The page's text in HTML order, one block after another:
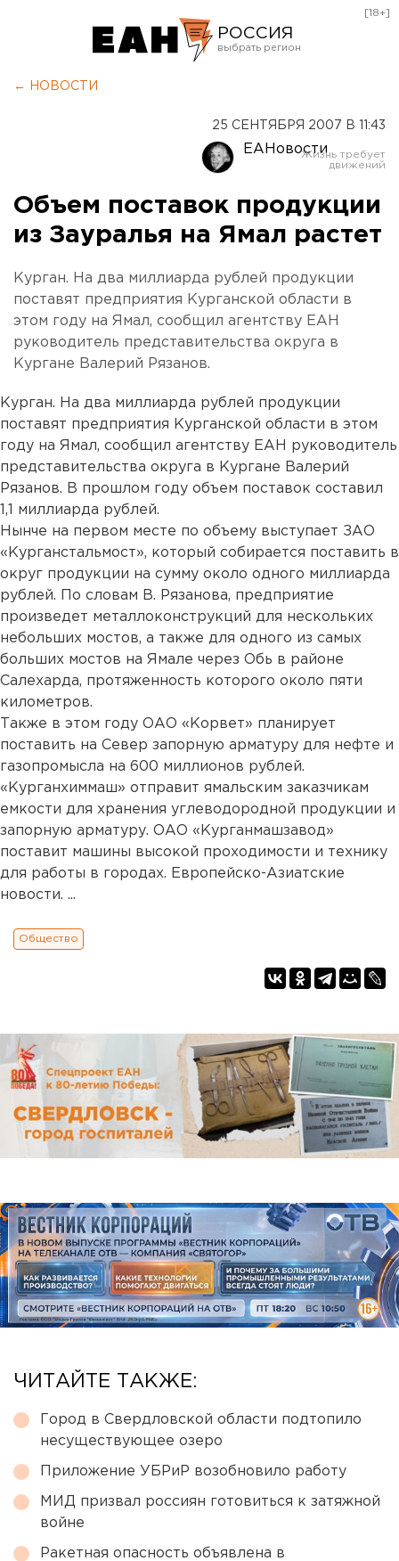
РОССИЯ
Оренбург
[18+]
← НОВОСТИ
25 СЕНТЯБРЯ 2007 В 11:43
ЕАНовости
Объем поставок продукции
из Зауралья на Ямал растет
Курган. На два миллиарда рублей продукции
поставят предприятия Курганской области в
этом году на Ямал, сообщил агентству ЕАН
руководитель представительства округа в
Кургане Валерий Рязанов.
Курган. На два миллиарда рублей продукции
поставят предприятия Курганской области в этом
году на Ямал, сообщил агентству ЕАН руководитель
представительства округа в Кургане Валерий
Рязанов. В прошлом году объем поставок составил
1,1 миллиарда рублей.
Нынче на первом месте по объему выступает ЗАО
«Курганстальмост», который собирается поставить в
округ продукции на сумму около одного миллиарда
рублей. По словам В. Рязанова, предприятие
произведет металлоконструкций для нескольких
небольших мостов, а также для одного из самых
больших мостов на Ямале через Обь в районе
Салехарда, протяженность которого около пяти
километров.
Также в этом году ОАО «Корвет» планирует
поставить на Север запорную арматуру для нефте и
газопромысла на 600 миллионов рублей.
«Курганхиммаш» отправит ямальским заказчикам
емкости для хранения углеводородной продукции и
запорную арматуру. ОАО «Курганмашзавод»
поставит машины высокой проходимости и технику
для работы в городах. Европейско-Азиатские
новости. ...
Общество
ЧИТАЙТЕ ТАКЖЕ:
Город в Свердловской области подтопило
несуществующее озеро
Приложение УБРиР возобновило работу
МИД призвал россиян готовиться к затяжной
войне
Ракетная опасность объявлена в